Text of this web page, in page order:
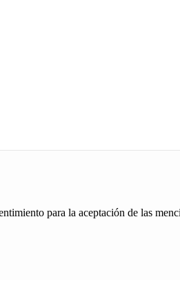
para la aceptación de las